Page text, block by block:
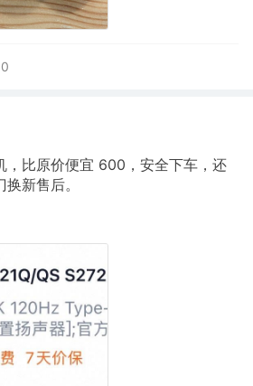
0
，比原价便宜 600，安全下车，还
新售后。